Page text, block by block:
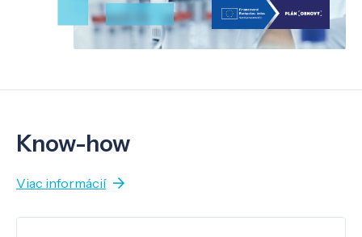
Know-how
Viac informácií